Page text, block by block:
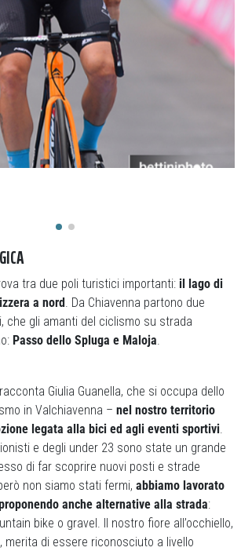
tra due poli turistici importanti: il lago di
a nord . Da Chiavenna partono due
che gli amanti del ciclismo su strada
Passo dello Spluga e Maloja.
Giulia Guanella, che si occupa dello
in Valchiavenna – nel nostro territorio
legata alla bici ed agli eventi sportivi.
e degli under 23 sono state un grande
di far scoprire nuovi posti e strade
non siamo stati fermi, abbiamo lavorato
anche alternative alla strada:
bike o gravel. Il nostro fiore all’occhiello,
merita di essere riconosciuto a livello